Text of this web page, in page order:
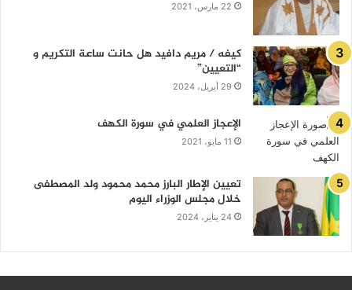
22 مارس، 2021
كيفه / مريم دافيد هل حانت ساعة التكريم و
“التعيين”
29 أبريل، 2024
الإعجاز العلمي في سورة الكهف
11 مايو، 2021
تعيين الإطار البارز محمد محمود ولد المصطفى
خلال مجلس الوزراء اليوم
24 يناير، 2024